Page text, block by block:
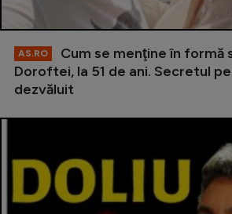
AS.RO
Cum se menţine în formă
Doroftei, la 51 de ani. Secretul
dezvăluit